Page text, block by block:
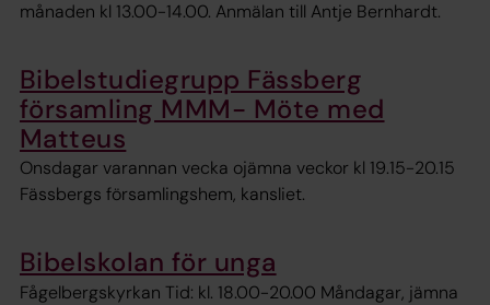
månaden kl 13.00-14.00. Anmälan till Antje Bernhardt.
Bibelstudiegrupp Fässberg
församling MMM- Möte med
Matteus
Onsdagar varannan vecka ojämna veckor kl 19.15-20.15
Fässbergs församlingshem, kansliet.
Bibelskolan för unga
Fågelbergskyrkan Tid: kl. 18.00-20.00 Måndagar, jämna